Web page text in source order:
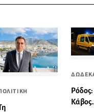
Ρόδος:
Κάβος